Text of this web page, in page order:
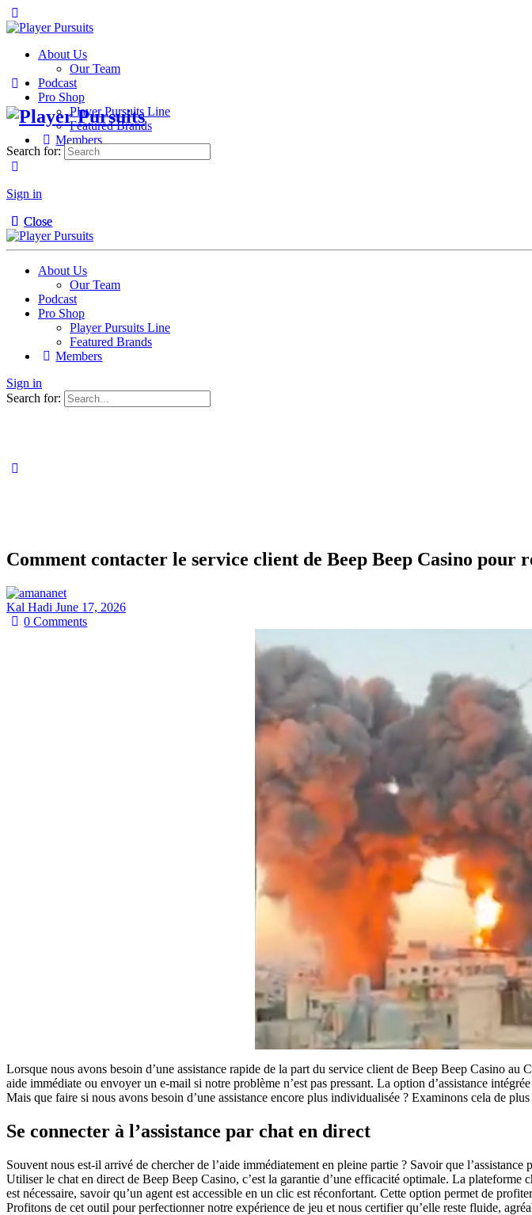
About Us
Our Team
Podcast
Pro Shop
Player Pursuits Line
Featured Brands
Members
Sign in
Search for:
Close
Close
About Us
Our Team
Podcast
Pro Shop
Player Pursuits Line
Featured Brands
Members
Sign in
Search for:
Comment contacter le service client de Beep Beep Casino pour
Kal Hadi June 17, 2026
0Comments
Lorsque nous avons besoin d’une assistance rapide de la part du service client de Beep Beep Casino
aide immédiate ou envoyer un e-mail si notre problème n’est pas pressant. La option d’assistance
Mais que faire si nous avons besoin d’une assistance encore plus individualisée ? Examinons cela de plus
Se connecter à l’assistance par chat en direct
Souvent nous est-il arrivé de chercher de l’aide immédiatement en pleine partie ? Savoir que
Utiliser le chat en direct de Beep Beep Casino, c’est la garantie d’une efficacité optimale. La
est nécessaire, savoir qu’un agent est accessible en un clic est réconfortant. Cette option permet de
Profitons de cet outil pour perfectionner notre expérience de jeu et nous certifier qu’elle reste fluide,